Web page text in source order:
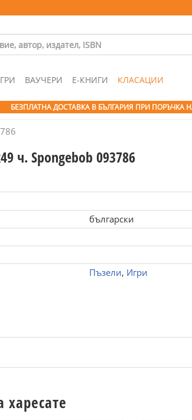
ВАУЧЕРИ Е-КНИГИ КЛАСАЦИИ
БЕЗПЛАТНА ДОСТАВКА В БЪЛГАРИЯ ПРИ ПОРЪЧКА
ч. Spongebob 093786
български
Пъзели, Игри